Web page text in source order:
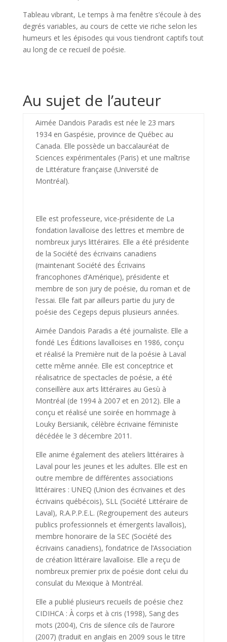
Tableau vibrant, Le temps à ma fenêtre s’écoule à des
degrés variables, au cours de cette vie riche selon les
humeurs et les épisodes qui vous tiendront captifs tout
au long de ce recueil de poésie.
Au sujet de l’auteur
Aimée Dandois Paradis est née le 23 mars
1934 en Gaspésie, province de Québec au
Canada. Elle possède un baccalauréat de
Sciences expérimentales (Paris) et une maîtrise
de Littérature française (Université de
Montréal).
Elle est professeure, vice-présidente de La
fondation lavalloise des lettres et membre de
nombreux jurys littéraires. Elle a été présidente
de la Société des écrivains canadiens
(maintenant Société des Écrivains
francophones d’Amérique), présidente et
membre de son jury de poésie, du roman et de
l’essai. Elle fait par ailleurs partie du jury de
poésie des Cegeps depuis plusieurs années.
Aimée Dandois Paradis a été journaliste. Elle a
fondé Les Éditions lavalloises en 1986, conçu
et réalisé la Première nuit de la poésie à Laval
cette même année. Elle est conceptrice et
réalisatrice de spectacles de poésie, a été
conseillère aux arts littéraires au Gesù à
Montréal (de 1994 à 2007 et en 2012). Elle a
conçu et réalisé une soirée en hommage à
Louky Bersianik, célèbre écrivaine féministe
décédée le 3 décembre 2011.
Elle anime également des ateliers littéraires à
Laval pour les jeunes et les adultes. Elle est en
outre membre de différentes associations
littéraires : UNEQ (Union des écrivaines et des
écrivains québécois), SLL (Société Littéraire de
Laval), R.A.P.P.E.L. (Regroupement des auteurs
publics professionnels et émergents lavallois),
membre honoraire de la SEC (Société des
écrivains canadiens), fondatrice de l’Association
de création littéraire lavalloise. Elle a reçu de
nombreux premier prix de poésie dont celui du
consulat du Mexique à Montréal.
Elle a publié plusieurs recueils de poésie chez
CIDIHCA : À corps et à cris (1998), Sang des
mots (2004), Cris de silence cils de l’aurore
(2007) (traduit en anglais en 2009 sous le titre